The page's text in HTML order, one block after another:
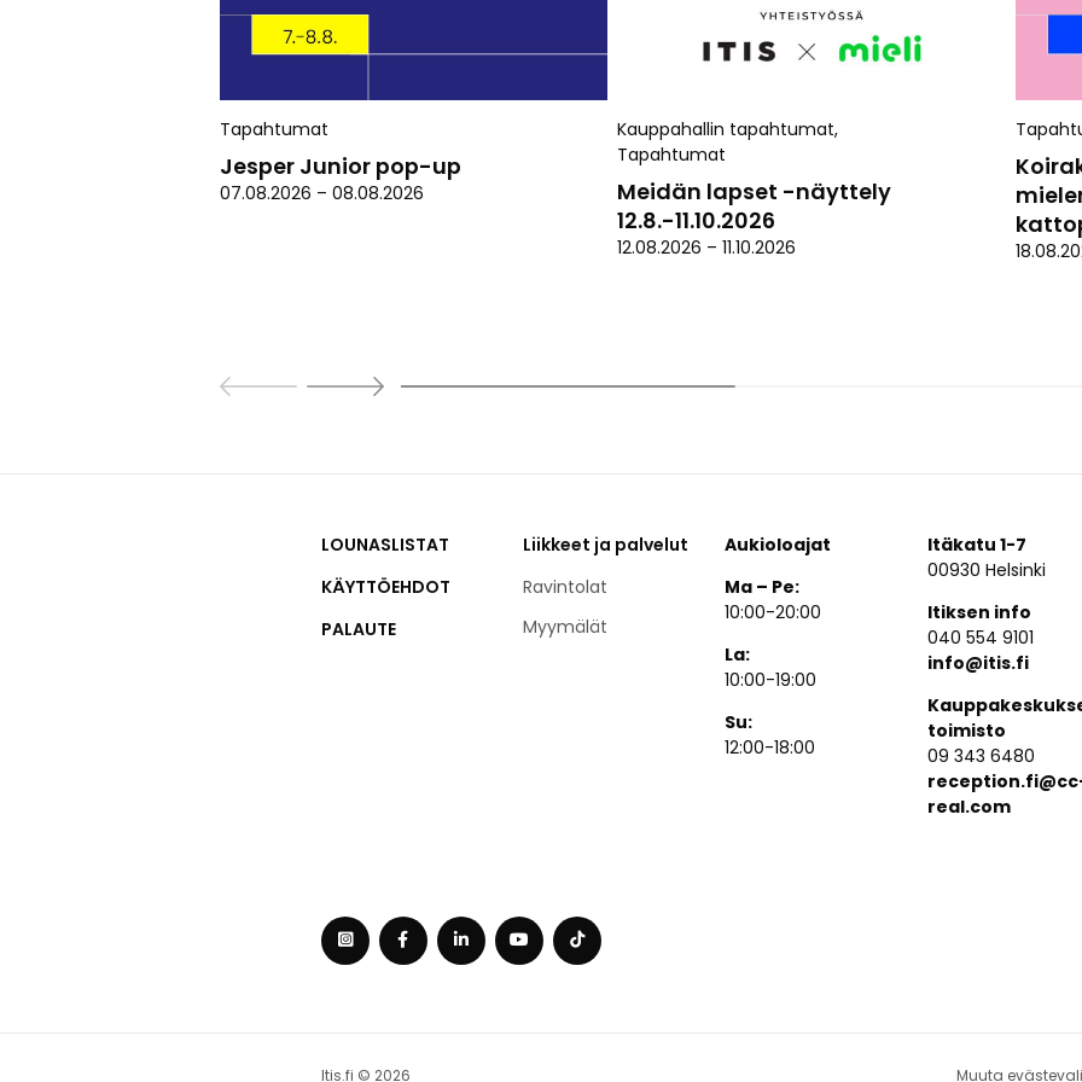
Tapahtumat
Jesper Junior pop-up
07.08.2026 – 08.08.2026
Kauppahallin tapahtumat,
Tapahtumat
Meidän lapset -näyttely
12.8.-11.10.2026
12.08.2026 –11.10.2026
LOUNASLISTAT
KÄYTTÖEHDOT
PALAUTE
Liikkeet ja palvelut
Ravintolat
Myymälät
Aukioloajat
Ma – Pe:
10:00-20:00
La:
10:00-19:00
Su:
12:00-18:00
Itäkatu 1-7
00930 Helsinki
Itiksen info
040 554 9101
info@itis.fi
toimisto
09 343 6480
real.com
Itis.fi © 2026 Muuta